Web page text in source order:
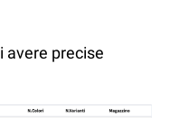
avere precise